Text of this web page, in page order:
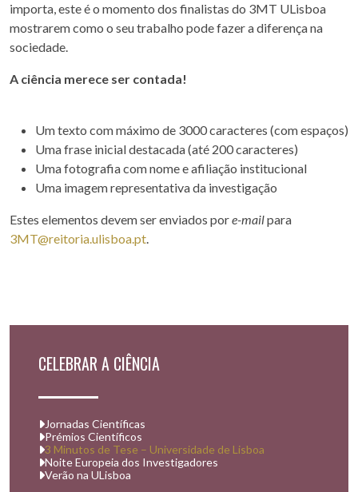
importa, este é o momento dos finalistas do 3MT ULisboa
mostrarem como o seu trabalho pode fazer a diferença na
sociedade.
A ciência merece ser contada!
Um texto com máximo de 3000 caracteres (com espaços)
Uma frase inicial destacada (até 200 caracteres)
Uma fotografia com nome e afiliação institucional
Uma imagem representativa da investigação
Estes elementos devem ser enviados pore-mailpara
3MT@reitoria.ulisboa.pt.
CELEBRAR A CIÊNCIA
Jornadas Científicas
Prémios Científicos
3 Minutos de Tese – Universidade de Lisboa
Noite Europeia dos Investigadores
Verão na ULisboa